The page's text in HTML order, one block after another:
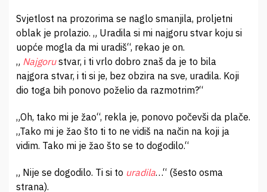
Svjetlost na prozorima se naglo smanjila, proljetni
oblak je prolazio. „ Uradila si mi najgoru stvar koju si
uopće mogla da mi uradiš“, rekao je on.
„ Najgorustvar, i ti vrlo dobro znaš da je to bila
najgora stvar, i ti si je, bez obzira na sve, uradila. Koji
dio toga bih ponovo poželio da razmotrim?“
„Oh, tako mi je žao“, rekla je, ponovo počevši da plače.
„Tako mi je žao što ti to ne vidiš na način na koji ja
vidim. Tako mi je žao što se to dogodilo.“
„ Nije se dogodilo. Ti si to uradila…“ (šesto osma
strana).